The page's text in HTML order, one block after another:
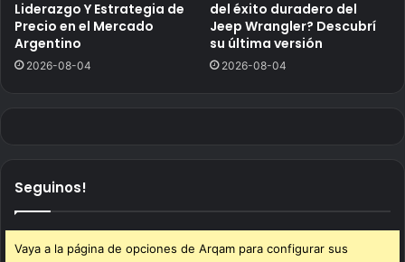
Liderazgo Y Estrategia de
Precio en el Mercado
Argentino
2026-08-04
del éxito duradero del
Jeep Wrangler? Descubrí
su última versión
2026-08-04
Seguinos!
Vaya a la página de opciones de Arqam para configurar sus